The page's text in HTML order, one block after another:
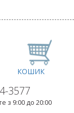
3577
з 9:00 до 20:00
КОШИК